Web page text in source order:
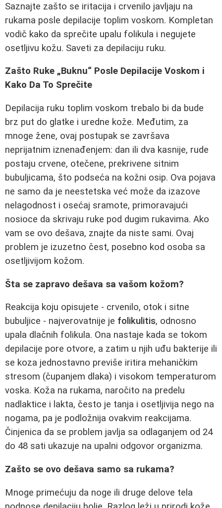
Saznajte zašto se iritacija i crvenilo javljaju na
rukama posle depilacije toplim voskom. Kompletan
vodič kako da sprečite upalu folikula i negujete
osetljivu kožu. Saveti za depilaciju ruku.
Zašto Ruke „Buknu“ Posle Depilacije Voskom i
Kako Da To Sprečite
Depilacija ruku toplim voskom trebalo bi da bude
brz put do glatke i uredne kože. Međutim, za
mnoge žene, ovaj postupak se završava
neprijatnim iznenađenjem: dan ili dva kasnije, rude
postaju crvene, otečene, prekrivene sitnim
bubuljicama, što podseća na kožni osip. Ova pojava
ne samo da je neestetska već može da izazove
nelagodnost i osećaj sramote, primoravajući
nosioce da skrivaju ruke pod dugim rukavima. Ako
vam se ovo dešava, znajte da niste sami. Ovaj
problem je izuzetno čest, posebno kod osoba sa
osetljivijom kožom.
Šta se zapravo dešava sa vašom kožom?
Reakcija koju opisujete - crvenilo, otok i sitne
bubuljice - najverovatnije je folikulitis, odnosno
upala dlаčnih folikula. Ona nastaje kada se tokom
depilacije pore otvore, a zatim u njih uđu bakterije ili
se koza jednostavno previše iritira mehaničkim
stresom (čupanjem dlaka) i visokom temperaturom
voska. Koža na rukama, naročito na predelu
nadlaktice i lakta, često je tanja i osetljivija nego na
nogama, pa je podložnija ovakvim reakcijama.
Činjenica da se problem javlja sa odlaganjem od 24
do 48 sati ukazuje na upalni odgovor organizma.
Zašto se ovo dešava samo sa rukama?
Mnoge primećuju da noge ili druge delove tela